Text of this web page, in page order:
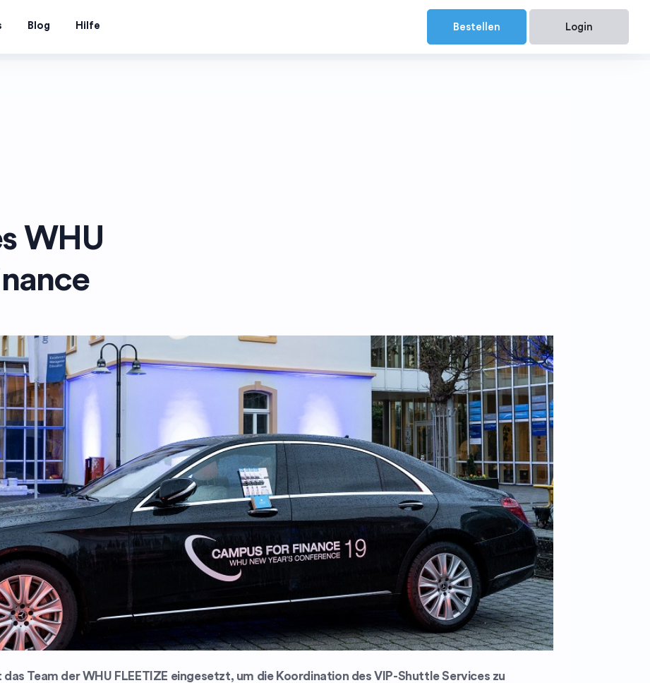
Blog Hilfe Bestellen Login
WHU
Team der WHU FLEETIZE eingesetzt, um die Koordination des VIP-Shuttle Services zu